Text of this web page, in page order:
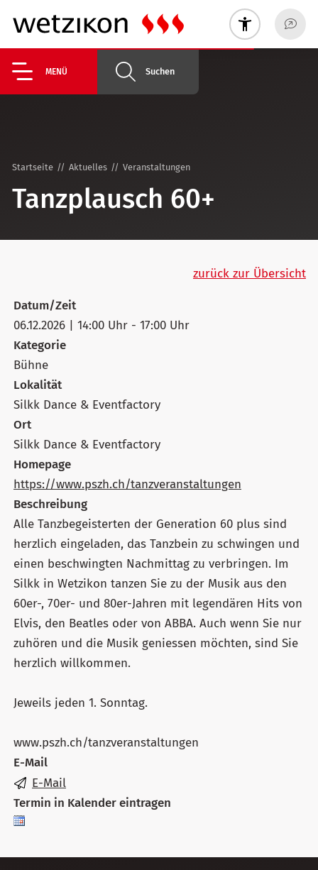
MENÜ Suchen
Startseite Aktuelles Veranstaltungen
Tanzplausch 60+
zurück zur Übersicht
Datum/Zeit
06.12.2026 | 14:00 Uhr - 17:00 Uhr
Kategorie
Bühne
Lokalität
Silkk Dance & Eventfactory
Ort
Silkk Dance & Eventfactory
Homepage
https://www.pszh.ch/tanzveranstaltungen
Beschreibung
Alle Tanzbegeisterten der Generation 60 plus sind
herzlich eingeladen, das Tanzbein zu schwingen und
einen beschwingten Nachmittag zu verbringen. Im
Silkk in Wetzikon tanzen Sie zu der Musik aus den
60er-, 70er- und 80er-Jahren mit legendären Hits von
Elvis, den Beatles oder von ABBA. Auch wenn Sie nur
zuhören und die Musik geniessen möchten, sind Sie
herzlich willkommen.
Jeweils jeden 1. Sonntag.
www.pszh.ch/tanzveranstaltungen
E-Mail
E-Mail
Termin in Kalender eintragen